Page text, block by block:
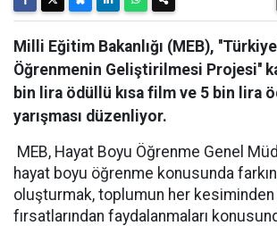
Milli Eğitim Bakanlığı (MEB),
Öğrenmenin Geliştirilmesi Projesi''
bin lira ödüllü kısa film ve 5 bin lira
yarışması düzenliyor.
MEB, Hayat Boyu Öğrenme Genel
hayat boyu öğrenme konusunda
oluşturmak, toplumun her
fırsatlarından faydalanmaları